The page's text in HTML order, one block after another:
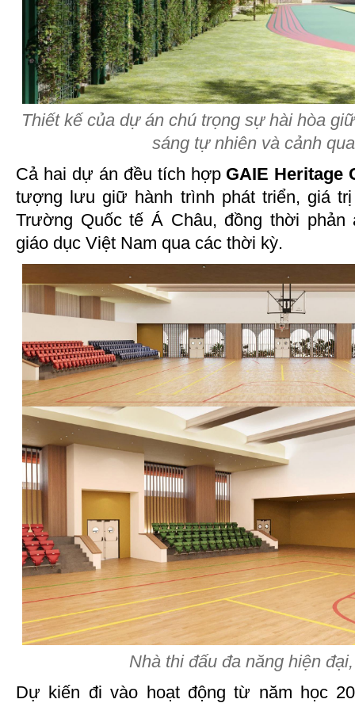
Thiết kế của dự án chú trọng sự hài hòa
sáng tự nhiên và cảnh
Cả hai dự án đều tích hợp GAIE Heritage
tượng lưu giữ hành trình phát triển, giá
Trường Quốc tế Á Châu, đồng thời phản
giáo dục Việt Nam qua các thời kỳ.
Nhà thi đấu đa năng hiện
Dự kiến đi vào hoạt động từ năm học